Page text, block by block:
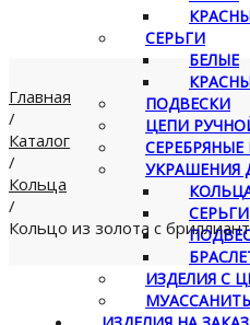
СЕРЬГИ
БЕЛЫЕ
ПОДВЕСКИ
ЦЕПИ
СЕРЕБРЯНЫЕ
УКРАШЕНИЯ
СЕРЬГИ
ИЗДЕЛИЯ С
Главная
/
Каталог
/
Кольца
/
Кольцо из золота с